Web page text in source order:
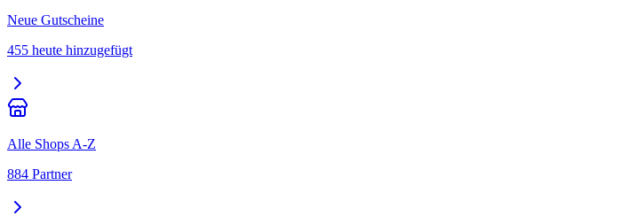
Neue Gutscheine
455 heute hinzugefügt
Alle Shops A-Z
884 Partner